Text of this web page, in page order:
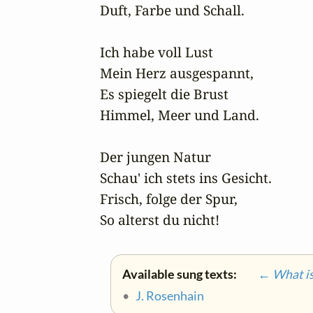
Duft, Farbe und Schall.
Ich habe voll Lust
Mein Herz ausgespannt,
Es spiegelt die Brust
Himmel, Meer und Land.
Der jungen Natur
Schau' ich stets ins Gesicht.
Frisch, folge der Spur,
So alterst du nicht!
Available sung texts:
← What is
• J. Rosenhain